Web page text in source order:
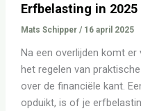
Erfbelasting in 2025
Mats Schipper / 16 april 2025
Na een overlijden komt
het regelen van
over de financiële kant.
opduikt, is of je